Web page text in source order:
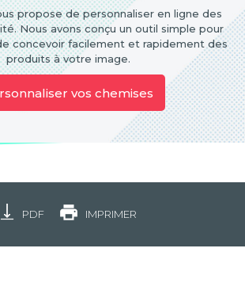
propose de personnaliser en ligne des
Nous avons conçu un outil simple pour
concevoir facilement et rapidement des
produits à votre image.
vos chemises
PDF IMPRIMER